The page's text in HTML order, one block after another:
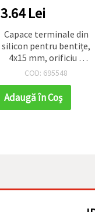
3.64 Lei
Capace terminale din
silicon pentru bentițe,
4x15 mm, orificiu 2
mm - pachet de 20
COD: 695548
Adaugă în Coş